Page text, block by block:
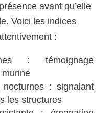
avant qu’elle
Voici les indices
:
: témoignage
murine
: signalant
les structures